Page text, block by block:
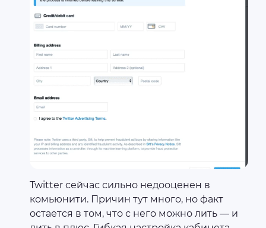
Twitter сейчас сильно недооценен в
комьюнити. Причин тут много, но факт
остается в том, что с него можно лить — и